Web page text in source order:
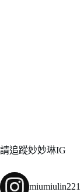
請追蹤妙妙琳IG
miumiulin221